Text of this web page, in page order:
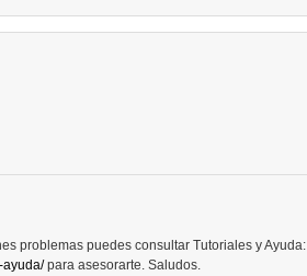
problemas puedes consultar Tutoriales y Ayuda:
ayuda/para asesorarte. Saludos.